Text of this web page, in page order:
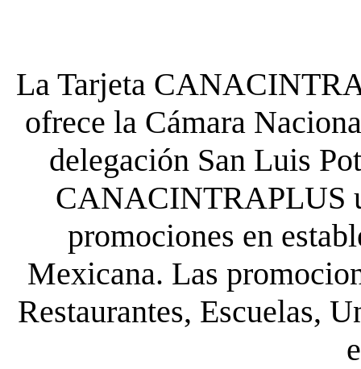
La Tarjeta
ofrece la Cámara
delegación San Luis
CANACINTRAPLUS
promociones en
Mexicana. Las
Restaurantes, Escuelas,